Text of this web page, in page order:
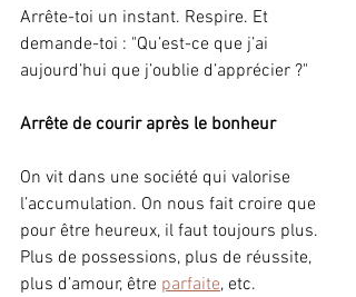
Arrête-toi un instant. Respire. Et
demande-toi : "Qu’est-ce que j’ai
aujourd’hui que j’oublie d’apprécier ?"
Arrête de courir après le bonheur
On vit dans une société qui valorise
l’accumulation. On nous fait croire que
pour être heureux, il faut toujours plus.
Plus de possessions, plus de réussite,
plus d’amour, être parfaite, etc.